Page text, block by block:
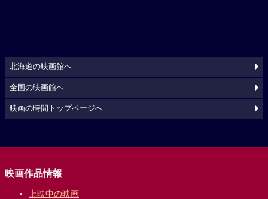
北海道の映画館へ
全国の映画館へ
映画の時間トップページへ
映画作品情報
上映中の映画